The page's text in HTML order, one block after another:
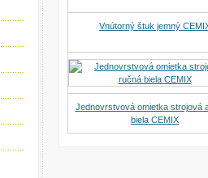
Vnútorný štuk jemný
Jednovrstvová omietka strojová
biela CEMIX